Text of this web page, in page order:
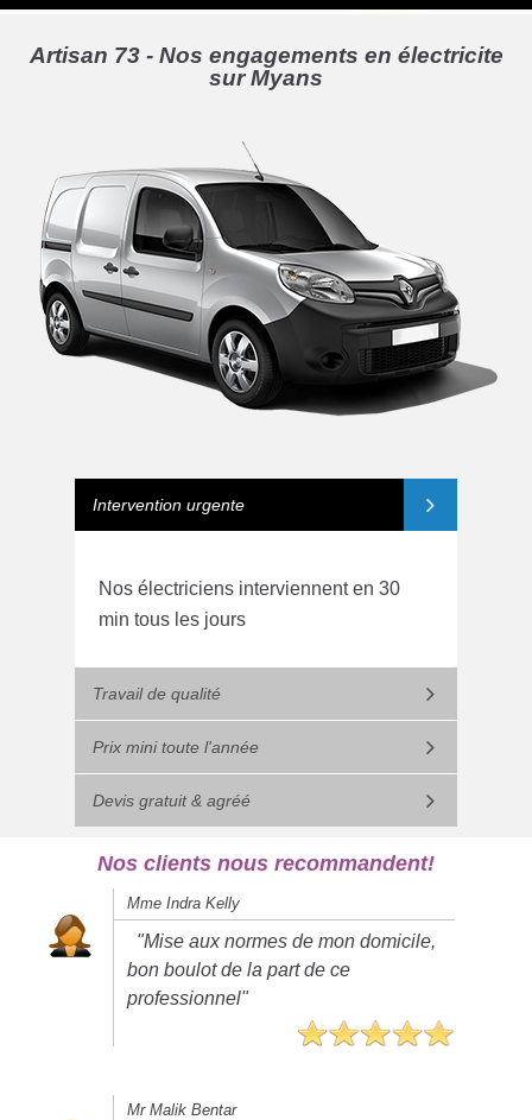
Artisan 73 - Nos engagements en électricite
sur Myans
Intervention urgente
Nos électriciens interviennent en 30
min tous les jours
Travail de qualité
Prix mini toute l'année
Devis gratuit & agréé
Nos clients nous recommandent!
Mme Indra Kelly
"Mise aux normes de mon domicile,
bon boulot de la part de ce
professionnel"
Mr Malik Bentar